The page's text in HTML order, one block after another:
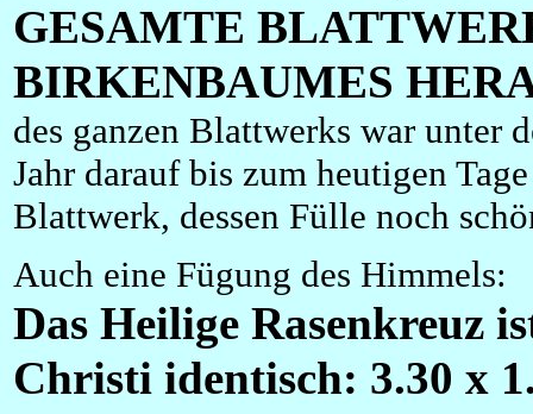
GESAMTE
BIRKENBAUMES
des ganzen Blattwerks war unter
Jahr darauf bis zum heutigen
Blattwerk, dessen Fülle noch
Auch eine Fügung des Himmels:
Das Heilige Rasenkreuz
Christi identisch: 3.30 x